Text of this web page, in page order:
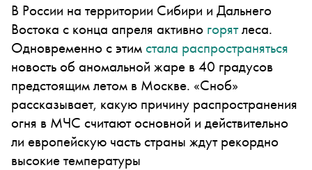
В России на территории Сибири и Дальнего
Востока с конца апреля активно горятлеса.
Одновременно с этимстала распространяться
новость об аномальной жаре в 40 градусов
предстоящим летом в Москве. «Сноб»
рассказывает, какую причину распространения
огня в МЧС считают основной и действительно
ли европейскую часть страны ждут рекордно
высокие температуры